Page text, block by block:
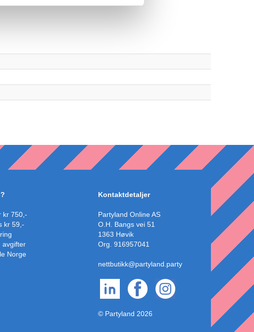
kr 750,-
kr 59,-
avgifter
Norge
Kontaktdetaljer
Partyland Online AS
O.H. Bangs vei 51
1363 Høvik
Org. 916957041
nettbutikk@partyland.party
© Partyland 2026